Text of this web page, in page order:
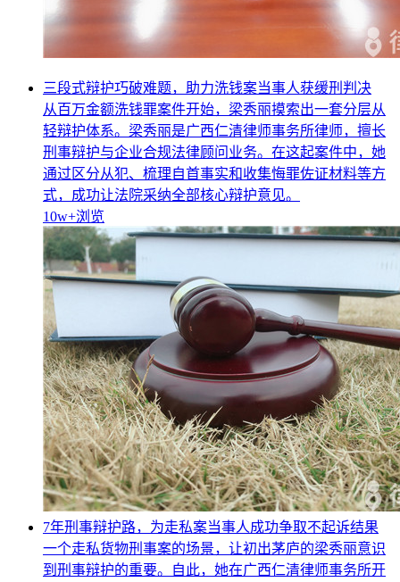
三段式辩护巧破难题，助力洗钱案当事人获缓刑判决
从百万金额洗钱罪案件开始，梁秀丽摸索出一套分层从
轻辩护体系。梁秀丽是广西仁清律师事务所律师，擅长
刑事辩护与企业合规法律顾问业务。在这起案件中，她
通过区分从犯、梳理自首事实和收集悔罪佐证材料等方
式，成功让法院采纳全部核心辩护意见。
10w+浏览
7年刑事辩护路，为走私案当事人成功争取不起诉结果
一个走私货物刑事案的场景，让初出茅庐的梁秀丽意识
到刑事辩护的重要。自此，她在广西仁清律师事务所开